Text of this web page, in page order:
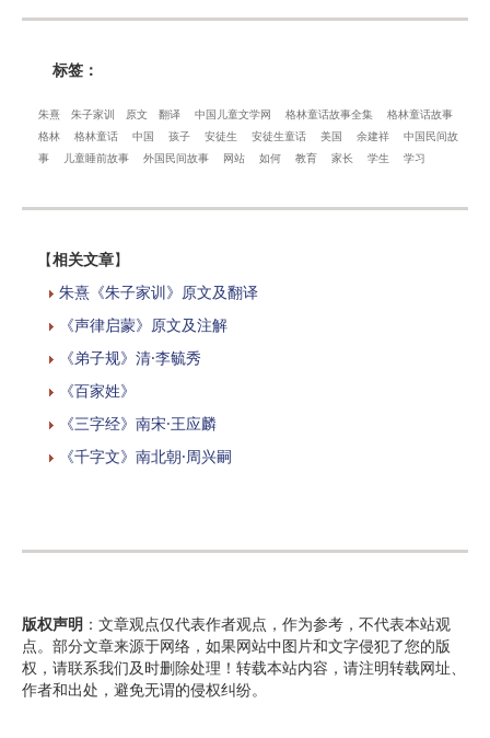
标签：
朱熹 朱子家训 原文 翻译 中国儿童文学网 格林童话故事全集
格林童话故事
格林
格林童话 中国 孩子 安徒生 安徒生童话 美国 余建祥
中国民间故
事
儿童睡前故事 外国民间故事 网站 如何 教育 家长 学生 学习
【相关文章】
朱熹《朱子家训》原文及翻译
《声律启蒙》原文及注解
《弟子规》清·李毓秀
《百家姓》
《三字经》南宋·王应麟
《千字文》南北朝·周兴嗣
版权声明 ：文章观点仅代表作者观点，作为参考，不代表本站观
点。部分文章来源于网络，如果网站中图片和文字侵犯了您的版
权，请联系我们及时删除处理！转载本站内容，请注明转载网址、
作者和出处，避免无谓的侵权纠纷。